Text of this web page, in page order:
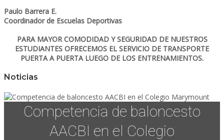
Paulo Barrera E.
Coordinador de Escuelas Deportivas
PARA MAYOR COMODIDAD Y SEGURIDAD DE NUESTROS
ESTUDIANTES OFRECEMOS EL SERVICIO DE TRANSPORTE
PUERTA A PUERTA LUEGO DE LOS ENTRENAMIENTOS.
Noticias
Competencia de baloncesto
AACBI en el Colegio